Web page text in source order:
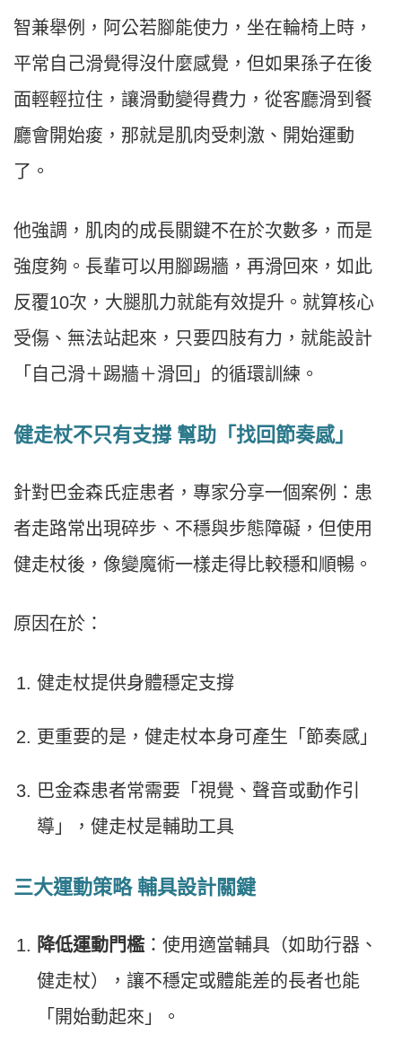
智兼舉例，阿公若腳能使力，坐在輪椅上時，
平常自己滑覺得沒什麼感覺，但如果孫子在後
面輕輕拉住，讓滑動變得費力，從客廳滑到餐
廳會開始痠，那就是肌肉受刺激、開始運動
了。
他強調，肌肉的成長關鍵不在於次數多，而是
強度夠。長輩可以用腳踢牆，再滑回來，如此
反覆10次，大腿肌力就能有效提升。就算核心
受傷、無法站起來，只要四肢有力，就能設計
「自己滑＋踢牆＋滑回」的循環訓練。
健走杖不只有支撐 幫助「找回節奏感」
針對巴金森氏症患者，專家分享一個案例：患
者走路常出現碎步、不穩與步態障礙，但使用
健走杖後，像變魔術一樣走得比較穩和順暢。
原因在於：
健走杖提供身體穩定支撐
更重要的是，健走杖本身可產生「節奏感」
巴金森患者常需要「視覺、聲音或動作引
導」，健走杖是輔助工具
三大運動策略 輔具設計關鍵
降低運動門檻 ：使用適當輔具（如助行器、
健走杖），讓不穩定或體能差的長者也能
「開始動起來」。